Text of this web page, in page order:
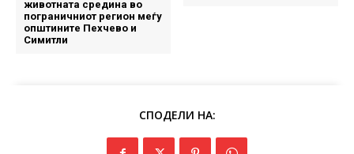
животната средина во
пограничниот регион меѓу
општините Пехчево и
Симитли
СПОДЕЛИ НА: